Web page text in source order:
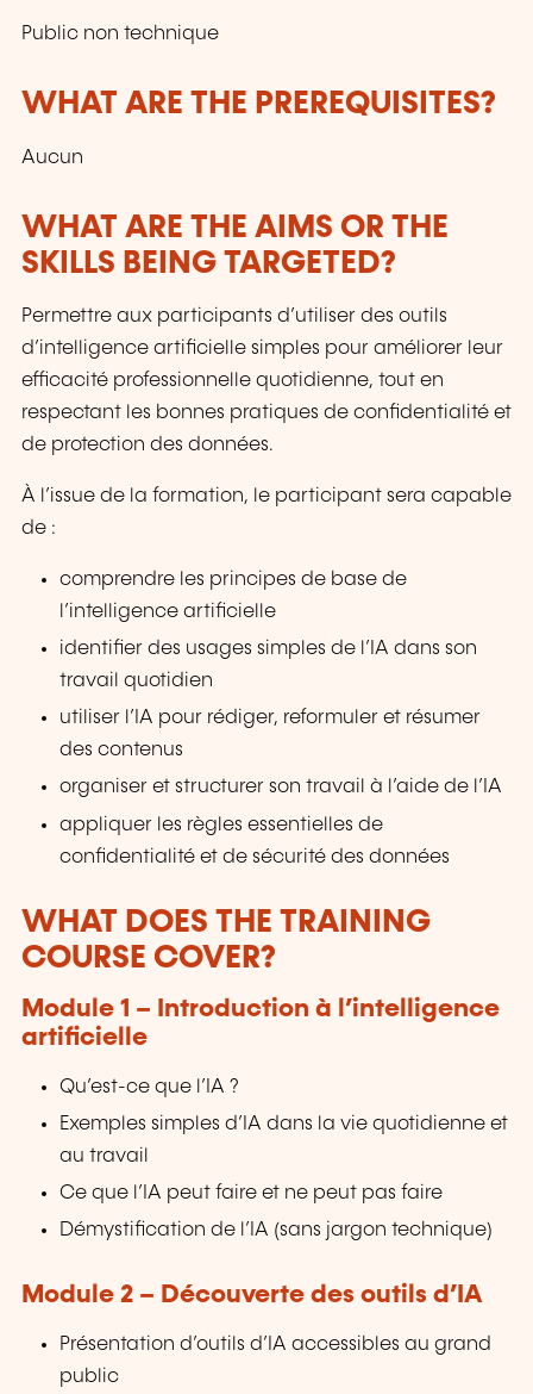
Public non technique
WHAT ARE THE PREREQUISITES?
Aucun
WHAT ARE THE AIMS OR THE
SKILLS BEING TARGETED?
Permettre aux participants d’utiliser des outils
d’intelligence artificielle simples pour améliorer leur
efficacité professionnelle quotidienne, tout en
respectant les bonnes pratiques de confidentialité et
de protection des données.
À l’issue de la formation, le participant sera capable
de :
comprendre les principes de base de
l’intelligence artificielle
identifier des usages simples de l’IA dans son
travail quotidien
utiliser l’IA pour rédiger, reformuler et résumer
des contenus
organiser et structurer son travail à l’aide de l’IA
appliquer les règles essentielles de
confidentialité et de sécurité des données
WHAT DOES THE TRAINING
COURSE COVER?
Module 1 – Introduction à l’intelligence
artificielle
Qu’est-ce que l’IA ?
Exemples simples d’IA dans la vie quotidienne et
au travail
Ce que l’IA peut faire et ne peut pas faire
Démystification de l’IA (sans jargon technique)
Module 2 – Découverte des outils d’IA
Présentation d’outils d’IA accessibles au grand
public